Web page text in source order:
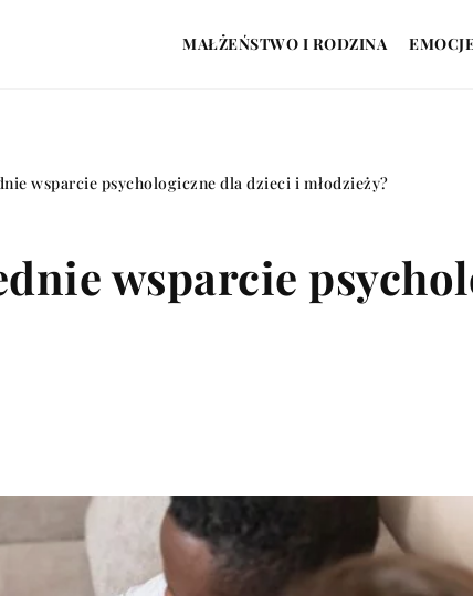
MAŁŻEŃSTWO I RODZINA
wsparcie psychologiczne dla dzieci i młodzieży?
wsparcie